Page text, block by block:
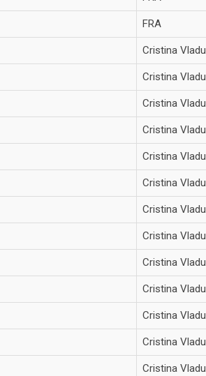
FRA
Cristina Vladu
Cristina Vladu
Cristina Vladu
Cristina Vladu
Cristina Vladu
Cristina Vladu
Cristina Vladu
Cristina Vladu
Cristina Vladu
Cristina Vladu
Cristina Vladu
Cristina Vladu
Cristina Vladu